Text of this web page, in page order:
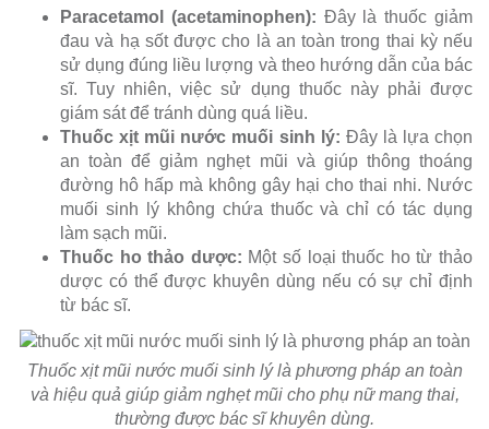
Paracetamol (acetaminophen): Đây là thuốc giảm
đau và hạ sốt được cho là an toàn trong thai kỳ nếu
sử dụng đúng liều lượng và theo hướng dẫn của bác
sĩ. Tuy nhiên, việc sử dụng thuốc này phải được
giám sát để tránh dùng quá liều.
Thuốc xịt mũi nước muối sinh lý: Đây là lựa chọn
an toàn để giảm nghẹt mũi và giúp thông thoáng
đường hô hấp mà không gây hại cho thai nhi. Nước
muối sinh lý không chứa thuốc và chỉ có tác dụng
làm sạch mũi.
Thuốc ho thảo dược: Một số loại thuốc ho từ thảo
dược có thể được khuyên dùng nếu có sự chỉ định
từ bác sĩ.
Thuốc xịt mũi nước muối sinh lý là phương pháp an toàn
và hiệu quả giúp giảm nghẹt mũi cho phụ nữ mang thai,
thường được bác sĩ khuyên dùng.